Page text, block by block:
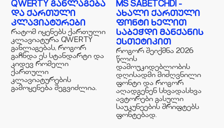
QWERTY ᲒᲐᲜᲚᲐᲒᲔᲑᲐ
ᲓᲐ ᲥᲐᲠᲗᲣᲚᲘ
ᲙᲚᲐᲕᲘᲐᲢᲣᲠᲔᲑᲘ
რატომ იყენებს ქართული
კლავიატურა QWERTY
განლაგებას, როგორ
გაჩნდა ეს სტანდარტი და
კიდევ რომელი
ქართული
კლავიატურების
გამოყენება შეგვიძლია.
MS SABETCHDI -
ᲐᲮᲐᲚᲘ ᲥᲐᲠᲗᲣᲚᲘ
ᲤᲝᲜᲢᲘ ᲮᲔᲚᲘᲗ
ᲡᲐᲑᲔᲭᲓᲘ ᲛᲐᲜᲥᲐᲜᲘᲡ
ᲔᲡᲗᲔᲢᲘᲙᲘᲗ
როგორ შეიქმნა 2026
წლის
დამოუკიდებლობის
დღისადმი მიძღვნილი
ფონტი და როგორ
აღადგენენ სხვადასხვა
ავტორები გასული
საუკუნეების შრიფტებს
ფონტებად.